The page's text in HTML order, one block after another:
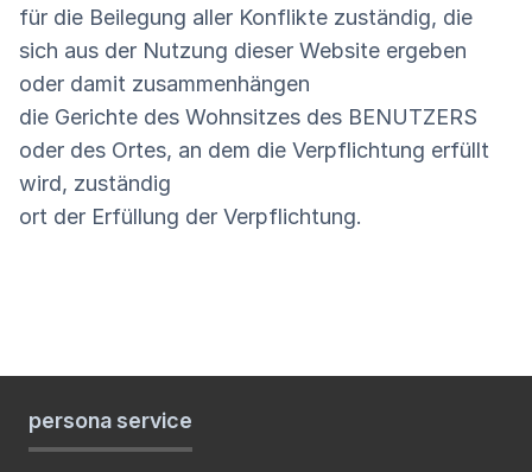
für die Beilegung aller Konflikte zuständig, die
sich aus der Nutzung dieser Website ergeben
oder damit zusammenhängen
die Gerichte des Wohnsitzes des BENUTZERS
oder des Ortes, an dem die Verpflichtung erfüllt
wird, zuständig
ort der Erfüllung der Verpflichtung.
persona service